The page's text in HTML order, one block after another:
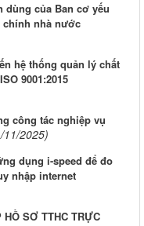
của Ban cơ yếu
chính nhà nước
hệ thống quản lý chất
9001:2015
công tác nghiệp vụ
11/2025)
dụng i-speed để đo
nhập internet
HỒ SƠ TTHC TRỰC
DỰNG (Từ ngày